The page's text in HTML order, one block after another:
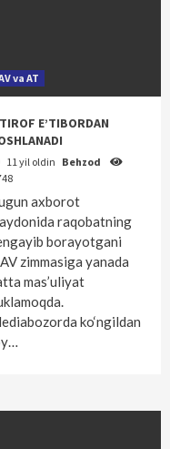
va AT
E’TIBORDAN
11 yil oldin Behzod
axborot
raqobatning
borayotgani
zimmasiga yanada
mas’uliyat
ko‘ngildan